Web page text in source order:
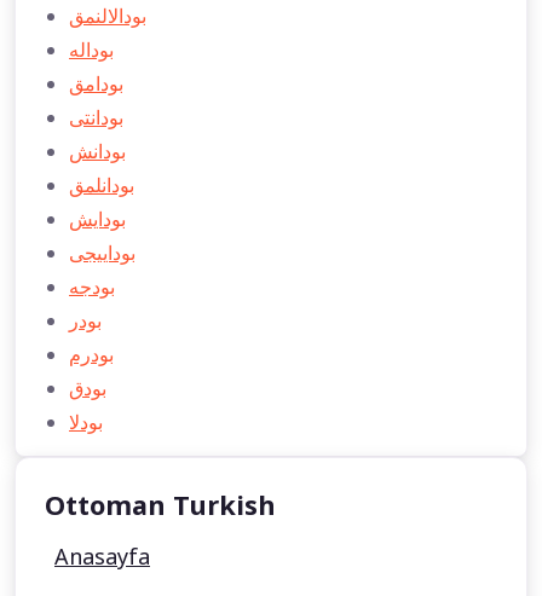
بودالالنمق
بوداله
بودامق
بودانتی
بودانش
بودانلمق
بودايش
بوداییجی
بودجه
بودر
بودرم
بودق
بودلا
Ottoman Turkish
Anasayfa